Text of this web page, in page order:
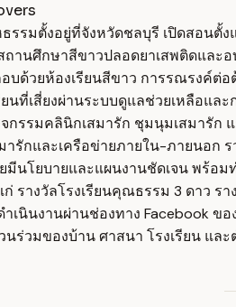
รรมตั้งอยู่ที่จังหวัดชลบุรี เปิดสอนตั้
ถานศึกษาสีขาวปลอดยาเสพติดและ
บด้วยห้องเรียนสีขาว การรณรงค์ต่
นที่เสี่ยงผ่านระบบดูแลช่วยเหลือแล
กรรมคลินิกเสมารัก ชุมนุมเสมารั
มารักและเครือข่ายภายใน-ภายนอ
มีนโยบายและแผนงานชัดเจน พร้อม
รางวัลโรงเรียนคุณธรรม 3 ดาว
เนินงานผ่านช่องทาง Facebook ข
นร่วมของบ้าน ศาสนา โรงเรียน แ